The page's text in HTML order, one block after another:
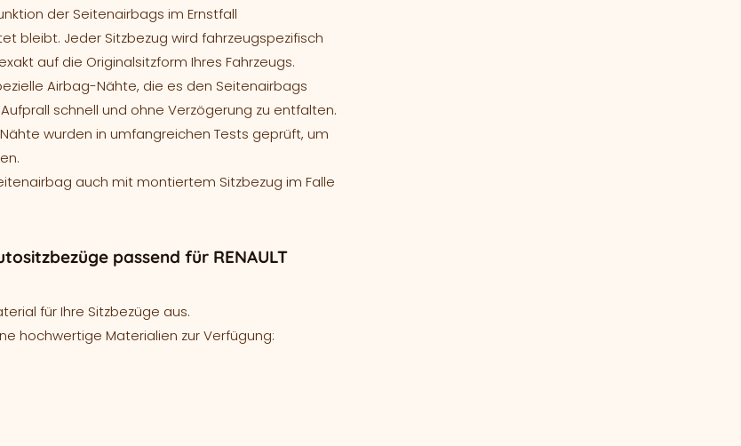
der Seitenairbags im Ernstfall
bleibt. Jeder Sitzbezug wird fahrzeugspezifisch
auf die Originalsitzform Ihres Fahrzeugs.
Airbag-Nähte, die es den Seitenairbags
schnell und ohne Verzögerung zu entfalten.
wurden in umfangreichen Tests geprüft, um
auch mit montiertem Sitzbezug im Falle
passend für RENAULT
für Ihre Sitzbezüge aus.
hochwertige Materialien zur Verfügung: